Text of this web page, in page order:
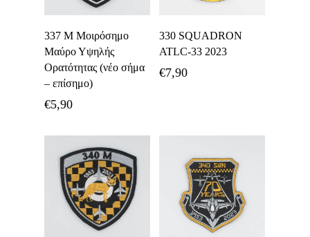
Προσθήκη Στο
Καλάθι
337 Μ Μοιρόσημο
Μαύρο Υψηλής
Ορατότητας (νέο σήμα
– επίσημο)
€5,90
Καλάθι
330 SQUADRON
ATLC-33 2023
€7,90